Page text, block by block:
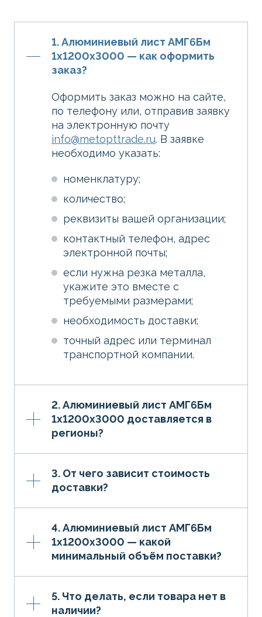
1. Алюминиевый лист АМГ6Бм
1х1200х3000 — как оформить
заказ?
Оформить заказ можно на сайте,
по телефону или, отправив заявку
на электронную почту
info@metopttrade.ru. В заявке
необходимо указать:
номенклатуру;
количество;
реквизиты вашей организации;
контактный телефон, адрес
электронной почты;
если нужна резка металла,
укажите это вместе с
требуемыми размерами;
необходимость доставки;
точный адрес или терминал
транспортной компании.
2. Алюминиевый лист АМГ6Бм
1х1200х3000 доставляется в
регионы?
3. От чего зависит стоимость
доставки?
4. Алюминиевый лист АМГ6Бм
1х1200х3000 — какой
минимальный объём поставки?
5. Что делать, если товара нет в
наличии?